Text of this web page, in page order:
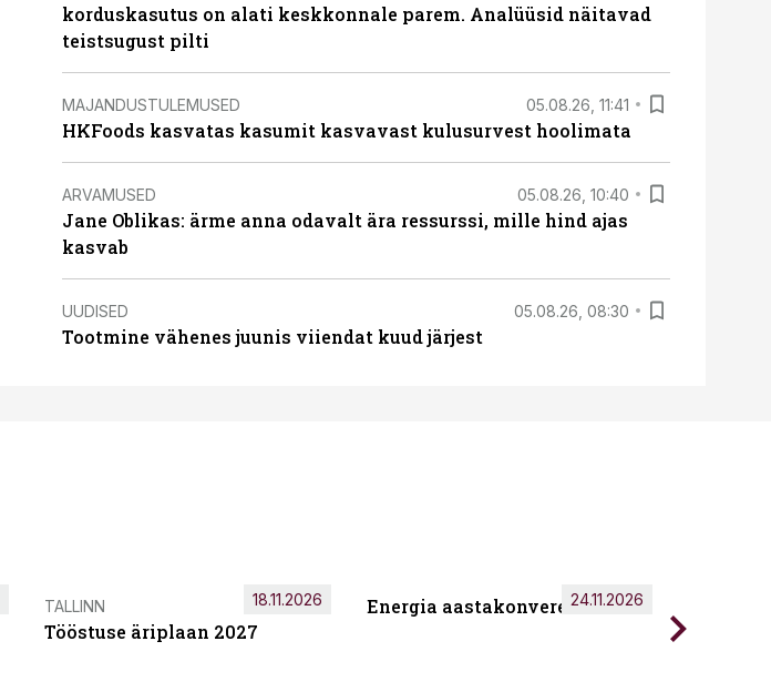
korduskasutus on alati keskkonnale parem. Analüüsid näitavad
teistsugust pilti
MAJANDUSTULEMUSED 05.08.26, 11:41
HKFoods kasvatas kasumit kasvavast kulusurvest hoolimata
ARVAMUSED 05.08.26, 10:40
Jane Oblikas: ärme anna odavalt ära ressurssi, mille hind ajas
kasvab
UUDISED 05.08.26, 08:30
Tootmine vähenes juunis viiendat kuud järjest
TALLINN
Tööstuse äriplaan 2027
18.11.2026 Energia aastakonverents 2026
24.11.2026